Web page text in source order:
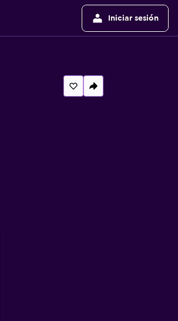
Iniciar sesión